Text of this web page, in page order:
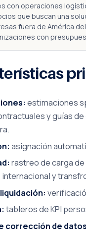
con operaciones
que buscan una
fuera de América
con
estimaciones
y guías
asignación
rastreo de carga
internacional y
tableros de KPI
corrección de